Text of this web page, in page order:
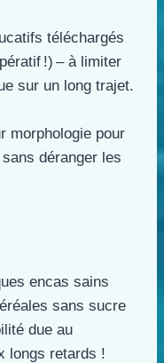
téléchargés
!) – à limiter
sur un long trajet.
morphologie pour
déranger les
encas sains
sans sucre
due au
longs retards !